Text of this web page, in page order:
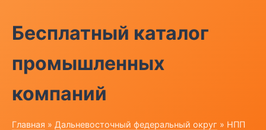
Бесплатный каталог
промышленных
компаний
Главная » Дальневосточный федеральный округ » НПП